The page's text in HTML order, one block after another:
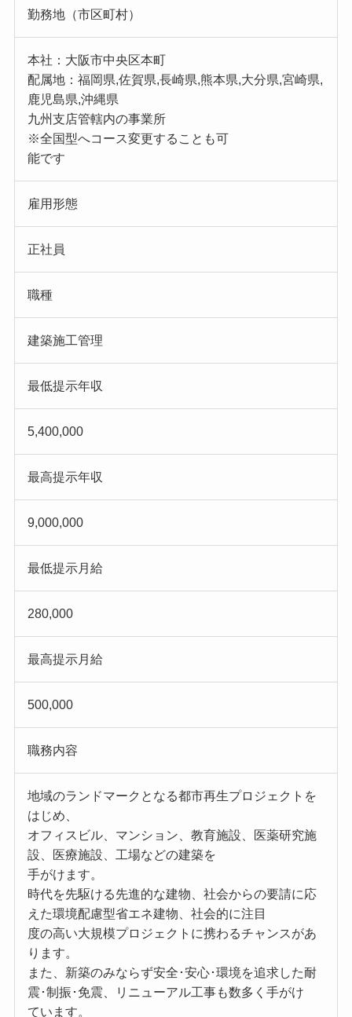
勤務地（市区町村）
本社：大阪市中央区本町
配属地：福岡県,佐賀県,長崎県,熊本県,大分県,宮崎県,
鹿児島県,沖縄県
九州支店管轄内の事業所
※全国型へコース変更することも可
能です
雇用形態
正社員
職種
建築施工管理
最低提示年収
5,400,000
最高提示年収
9,000,000
最低提示月給
280,000
最高提示月給
500,000
職務内容
地域のランドマークとなる都市再生プロジェクトを
はじめ、
オフィスビル、マンション、教育施設、医薬研究施
設、医療施設、工場などの建築を
手がけます。
時代を先駆ける先進的な建物、社会からの要請に応
えた環境配慮型省エネ建物、社会的に注目
度の高い大規模プロジェクトに携わるチャンスがあ
ります。
また、新築のみならず安全･安心･環境を追求した耐
震･制振･免震、リニューアル工事も数多く手がけ
ています。